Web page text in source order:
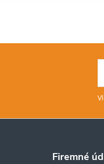
Firemné